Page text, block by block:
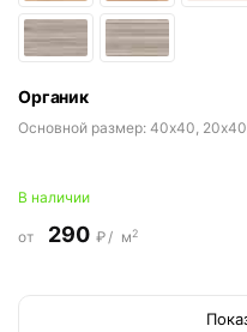
Органик
Основной размер: 40x40, 20x40
В наличии
от 290 ₽/ м2